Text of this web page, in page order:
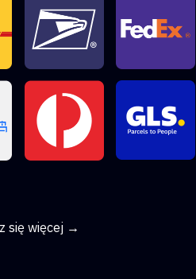
się więcej →